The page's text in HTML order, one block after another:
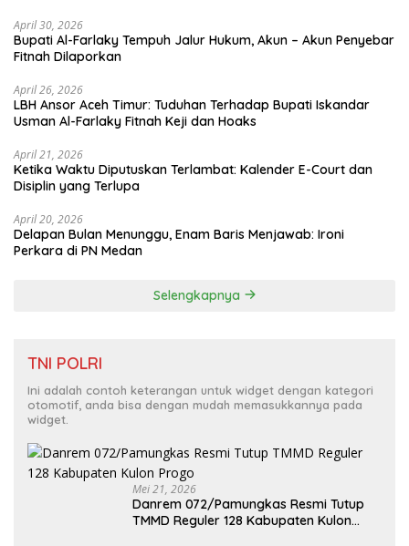
April 30, 2026
Bupati Al-Farlaky Tempuh Jalur Hukum, Akun – Akun Penyebar
Fitnah Dilaporkan
April 26, 2026
LBH Ansor Aceh Timur: Tuduhan Terhadap Bupati Iskandar
Usman Al-Farlaky Fitnah Keji dan Hoaks
April 21, 2026
Ketika Waktu Diputuskan Terlambat: Kalender E-Court dan
Disiplin yang Terlupa
April 20, 2026
Delapan Bulan Menunggu, Enam Baris Menjawab: Ironi
Perkara di PN Medan
Selengkapnya
TNI POLRI
Ini adalah contoh keterangan untuk widget dengan kategori
otomotif, anda bisa dengan mudah memasukkannya pada
widget.
Mei 21, 2026
Danrem 072/Pamungkas Resmi Tutup
TMMD Reguler 128 Kabupaten Kulon